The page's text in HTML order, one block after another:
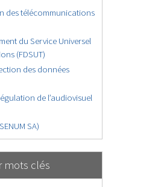
des télécommunications
du Service Universel
(FDSUT)
des données
de l’audiovisuel
SA)
mots clés